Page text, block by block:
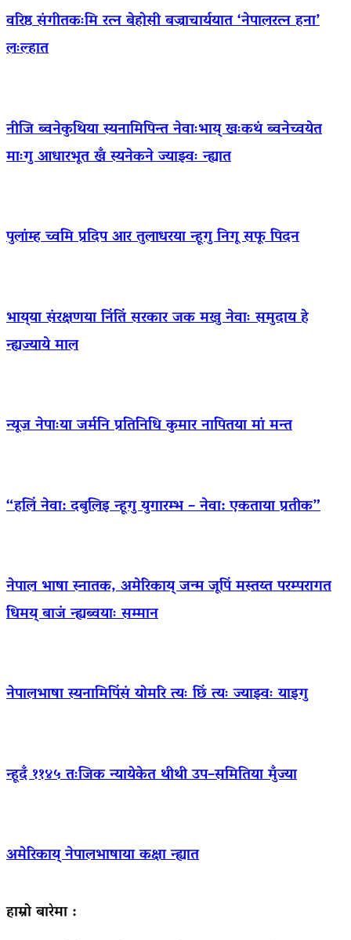
वरिष्ठ संगीतकःमि रत्न बेहोसी बज्राचार्ययात ‘नेपालरत्न हना’
लःल्हात
नीजि ब्वनेकुथिया स्यनामिपिन्त नेवाःभाय् खःकथं ब्वनेच्वयेत
माःगु आधारभूत खँ स्यनेकने ज्याझ्वः न्ह्यात
पुलांम्ह च्वमि प्रदिप आर तुलाधरया न्हूगु निगू सफू पिदन
भाय्‌या संरक्षणया निंतिं सरकार जक मखु नेवाः समुदाय हे
न्ह्यज्याये माल
न्यूज नेपाःया जर्मनि प्रतिनिधि कुमार नापितया मां मन्त
“हलिं नेवा: दबुलिइ न्हूगु युगारम्भ – नेवा: एकताया प्रतीक”
नेपाल भाषा स्नातक, अमेरिकाय् जन्म जूपिं मस्तय्त परम्परागत
धिमय् बाजं न्ह्यब्वयाः सम्मान
नेपालभाषा स्यनामिपिंसं योमरि त्यः छिं त्यः ज्याझ्वः याइगु
न्हूदँ ११४५ तःजिक न्यायेकेत थीथी उप–समितिया मुँज्या
अमेरिकाय् नेपालभाषाया कक्षा न्ह्यात
हाम्रो बारेमा :